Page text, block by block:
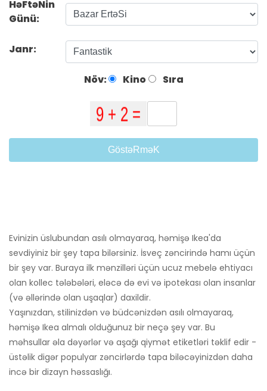
HəFtəNin
Günü:
Janr:
Növ: Kino Sıra
GöstəRməK
Evinizin üslubundan asılı olmayaraq, həmişə Ikea'da
sevdiyiniz bir şey tapa bilərsiniz. İsveç zəncirində hamı üçün
bir şey var. Buraya ilk mənzilləri üçün ucuz mebelə ehtiyacı
olan kollec tələbələri, eləcə də evi və ipotekası olan insanlar
(və əllərində olan uşaqlar) daxildir.
Yaşınızdan, stilinizdən və büdcənizdən asılı olmayaraq,
həmişə Ikea almalı olduğunuz bir neçə şey var. Bu
məhsullar əla dəyərlər və aşağı qiymət etiketləri təklif edir -
üstəlik digər populyar zəncirlərdə tapa biləcəyinizdən daha
incə bir dizayn həssaslığı.